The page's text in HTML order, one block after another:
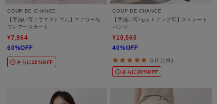
COUP DE CHANCE
【手洗い可／ウエストゴム】エアリーな
フレアースカート
¥7,964
60%OFF
さらに20%OFF
COUP DE CHANCE
【手洗い可/セットアップ可】ストレート
パンツ
¥10,560
40%OFF
5.0 (1件)
さらに20%OFF